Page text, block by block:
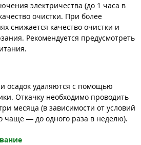
электричества (до 1 часа в
очистки. При более
снижается качество очистки и
Рекомендуется предусмотреть
осадок удаляются с помощью
Откачку необходимо проводить
месяца (в зависимости от условий
чаще — до одного раза в неделю).